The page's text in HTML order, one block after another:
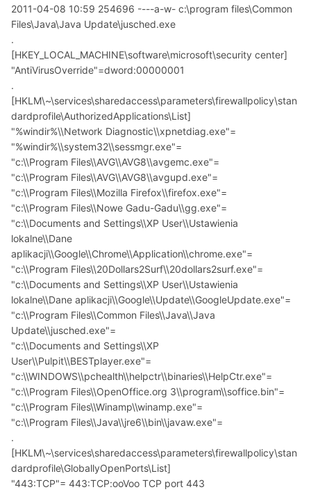
2011-04-08 10:59 254696 ----a-w- c:\program files\Common
Files\Java\Java Update\jusched.exe
.
[HKEY_LOCAL_MACHINE\software\microsoft\security center]
"AntiVirusOverride"=dword:00000001
.
[HKLM\~\services\sharedaccess\parameters\firewallpolicy\stan
dardprofile\AuthorizedApplications\List]
"%windir%\\Network Diagnostic\\xpnetdiag.exe"=
"%windir%\\system32\\sessmgr.exe"=
"c:\\Program Files\\AVG\\AVG8\\avgemc.exe"=
"c:\\Program Files\\AVG\\AVG8\\avgupd.exe"=
"c:\\Program Files\\Mozilla Firefox\\firefox.exe"=
"c:\\Program Files\\Nowe Gadu-Gadu\\gg.exe"=
"c:\\Documents and Settings\\XP User\\Ustawienia
lokalne\\Dane
aplikacji\\Google\\Chrome\\Application\\chrome.exe"=
"c:\\Program Files\\20Dollars2Surf\\20dollars2surf.exe"=
"c:\\Documents and Settings\\XP User\\Ustawienia
lokalne\\Dane aplikacji\\Google\\Update\\GoogleUpdate.exe"=
"c:\\Program Files\\Common Files\\Java\\Java
Update\\jusched.exe"=
"c:\\Documents and Settings\\XP
User\\Pulpit\\BESTplayer.exe"=
"c:\\WINDOWS\\pchealth\\helpctr\\binaries\\HelpCtr.exe"=
"c:\\Program Files\\OpenOffice.org 3\\program\\soffice.bin"=
"c:\\Program Files\\Winamp\\winamp.exe"=
"c:\\Program Files\\Java\\jre6\\bin\\javaw.exe"=
.
[HKLM\~\services\sharedaccess\parameters\firewallpolicy\stan
dardprofile\GloballyOpenPorts\List]
"443:TCP"= 443:TCP:ooVoo TCP port 443